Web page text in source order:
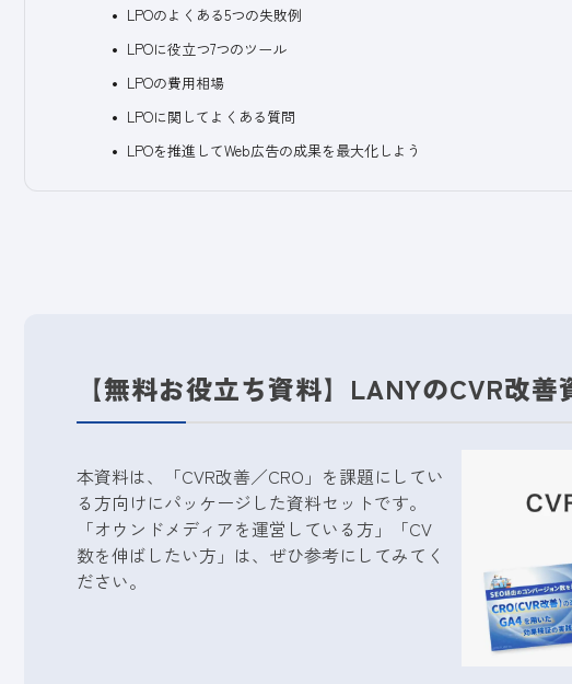
LPOのよくある5つの失敗例
LPOに役立つ7つのツール
LPOの費用相場
LPOに関してよくある質問
LPOを推進してWeb広告の成果を最大化しよう
【無料お役立ち資料】LANYのCVR改善
本資料は、「CVR改善／CRO」を課題にしてい
る方向けにパッケージした資料セットです。
「オウンドメディアを運営している方」「CV
数を伸ばしたい方」は、ぜひ参考にしてみてく
ださい。